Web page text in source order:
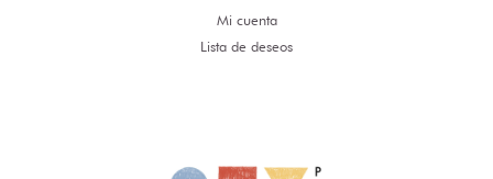
Mi cuenta
Lista de deseos